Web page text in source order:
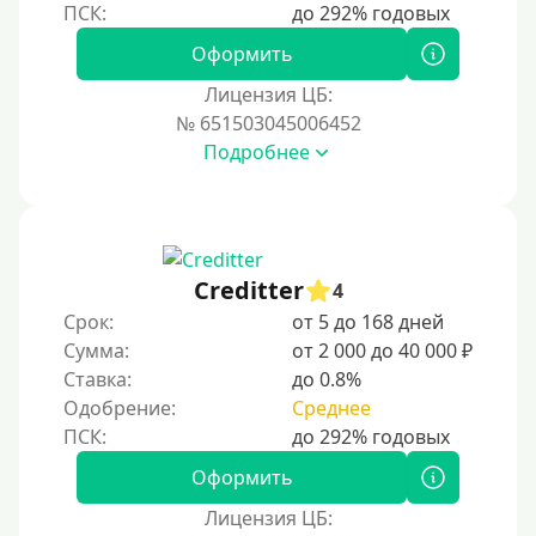
Наличными
По телефону
На дебетовую карту
На кредитную карту
На виртуальную карту
На неименную карту
На именную карту
На зарплатную карту
На чужую карту без отказа
Оформить
Лицензия ЦБ:
№ 651503045006452
Подробнее
Creditter
4
Срок:
от 5 до 168 дней
Сумма:
от 2 000 до 40 000 ₽
Ставка:
до 0.8%
Одобрение:
Среднее
Оформить
Лицензия ЦБ: